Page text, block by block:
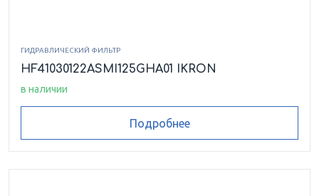
HEK0208095ASRP025VMB17
HEK0208145ASFG006VMB17
HEK0208145ASFG010VMB17
HEK0208145ASFG025VMB17
ГИДРАВЛИЧЕСКИЙ ФИЛЬТР
HF41030122ASMI125GHA01 IKRON
в наличии
Подробнее